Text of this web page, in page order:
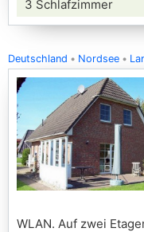
3 Schlafzimmer
Deutschland Nordsee
WLAN. Auf zwei